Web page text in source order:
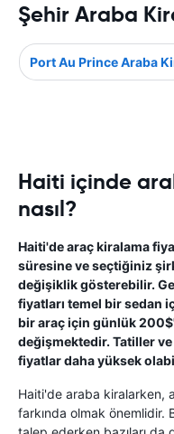
Şehir Araba
Port Au Prince Araba
Haiti içinde
nasıl?
Haiti'de araç kiralama
süresine ve seçtiğiniz
değişiklik gösterebilir.
fiyatları temel bir sedan
bir araç için günlük
değişmektedir. Tatiller
fiyatlar daha yüksek
Haiti'de araba kiralarken,
farkında olmak önemlidir.